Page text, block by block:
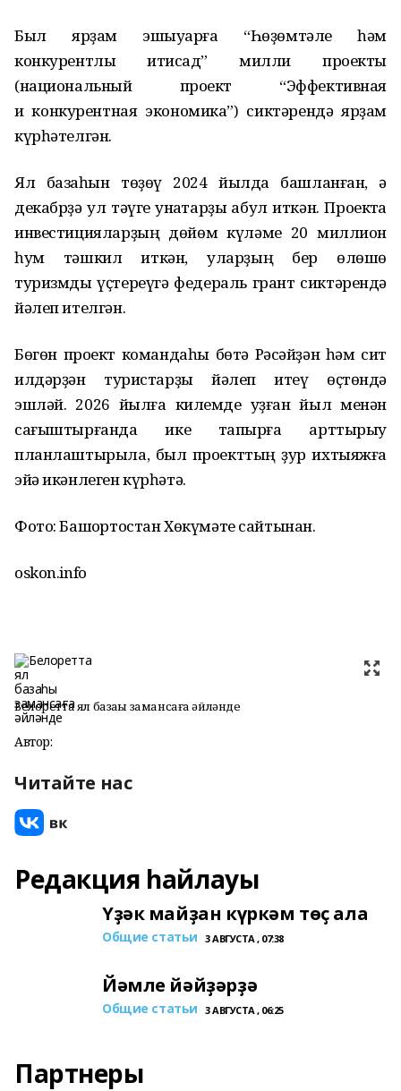
Был ярҙам эшҡыуарға “Һөҙөмтәле һәм
конкурентлы иҡтисад” милли проекты
(национальный проект “Эффективная
и конкурентная экономика”) сиктәрендә ярҙам
күрһәтелгән.
Ял базаһын төҙөү 2024 йылда башланған, ә
декабрҙә ул тәүге ҡунаҡтарҙы ҡабул иткән. Проектҡа
инвестицияларҙың дөйөм күләме 20 миллион
һум тәшкил иткән, уларҙың бер өлөшө
туризмды үҫтереүгә федераль грант сиктәрендә
йәлеп ителгән.
Бөгөн проект командаһы бөтә Рәсәйҙән һәм сит
илдәрҙән туристарҙы йәлеп итеү өҫтөндә
эшләй. 2026 йылға килемде уҙған йыл менән
сағыштырғанда ике тапҡырға арттырыу
планлаштырыла, был проекттың ҙур ихтыяжға
эйә икәнлеген күрһәтә.
Фото: Башҡортостан Хөкүмәте сайтынан.
oskon.info
Белоретта ял базаһы замансаға әйләнде
Автор:
Читайте нас
Редакция һайлауы
Үҙәк майҙан күркәм төҫ ала
Общие статьи 3 АВГУСТА , 07:38
Йәмле йәйҙәрҙә
Общие статьи 3 АВГУСТА , 06:25
Партнеры